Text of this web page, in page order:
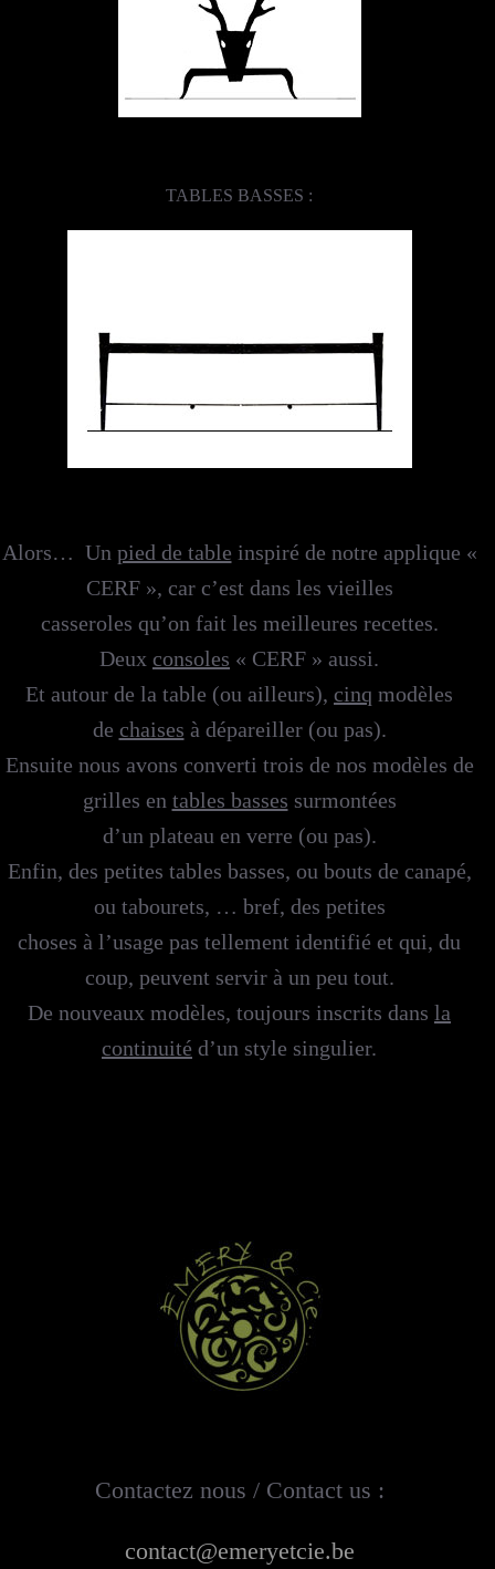
TABLES BASSES :
Alors… Un pied de table inspiré de notre applique «
CERF », car c’est dans les vieilles
casseroles qu’on fait les meilleures recettes.
Deux consoles « CERF » aussi.
Et autour de la table (ou ailleurs), cinq modèles
de chaises à dépareiller (ou pas).
Ensuite nous avons converti trois de nos modèles de
grilles en tables basses surmontées
d’un plateau en verre (ou pas).
Enfin, des petites tables basses, ou bouts de canapé,
ou tabourets, … bref, des petites
choses à l’usage pas tellement identifié et qui, du
coup, peuvent servir à un peu tout.
De nouveaux modèles, toujours inscrits dans la
continuité d’un style singulier.
Contactez nous / Contact us :
contact@emeryetcie.be